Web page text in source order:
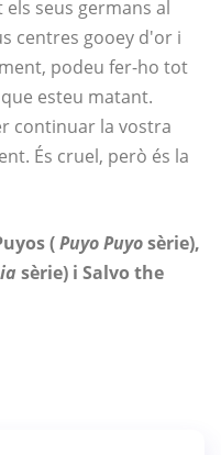
seus germans al
centres gooey d'or i
podeu fer-ho tot
esteu matant.
continuar la vostra
És cruel, però és la
(Puyo Puyosèrie),
sèrie) i Salvo the